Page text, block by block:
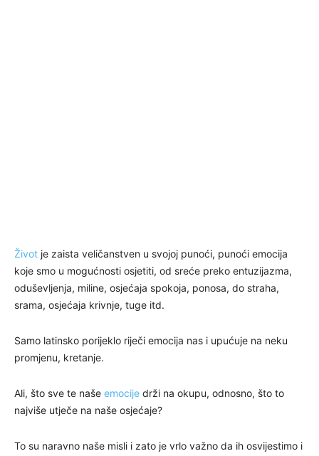
Život je zaista veličanstven u svojoj punoći, punoći emocija
koje smo u mogućnosti osjetiti, od sreće preko entuzijazma,
oduševljenja, miline, osjećaja spokoja, ponosa, do straha,
srama, osjećaja krivnje, tuge itd.
Samo latinsko porijeklo riječi emocija nas i upućuje na neku
promjenu, kretanje.
Ali, što sve te naše emocije drži na okupu, odnosno, što to
najviše utječe na naše osjećaje?
To su naravno naše misli i zato je vrlo važno da ih osvijestimo i